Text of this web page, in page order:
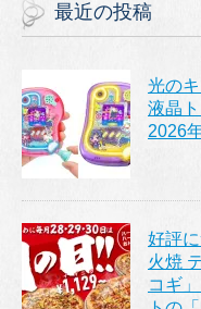
最近の投稿
光の
液晶
2026
好評
火焼
コギ